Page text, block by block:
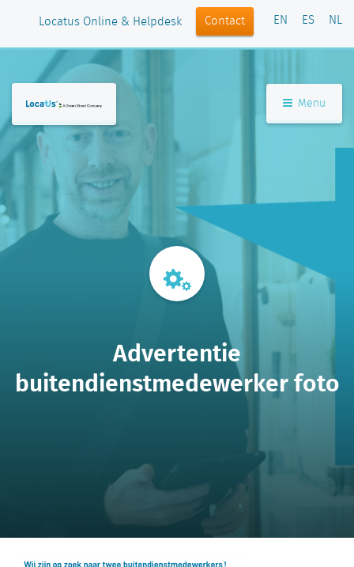
Locatus Online & Helpdesk Contact EN ES NL
Menu
Advertentie
buitendienstmedewerker foto